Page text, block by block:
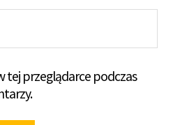
tej przeglądarce podczas